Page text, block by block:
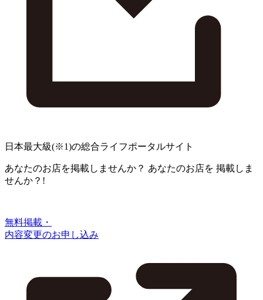
日本最大級(※1)の総合ライフポータルサイト
あなたのお店を掲載しませんか？ あなたのお店を 掲載しま
せんか？!
無料掲載・
内容変更のお申し込み